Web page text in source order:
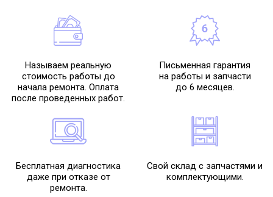
Называем реальную
стоимость работы до
начала ремонта. Оплата
после проведенных работ.
Письменная гарантия
на работы и запчасти
до 6 месяцев.
Бесплатная диагностика
даже при отказе от
ремонта.
Свой склад с запчастями и
комплектующими.